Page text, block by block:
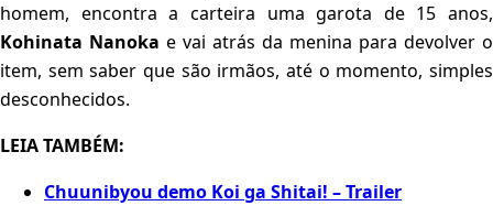
homem, encontra a carteira uma garota de 15 anos,
Kohinata Nanoka e vai atrás da menina para devolver o
item, sem saber que são irmãos, até o momento, simples
desconhecidos.
LEIA TAMBÉM:
Chuunibyou demo Koi ga Shitai! – Trailer